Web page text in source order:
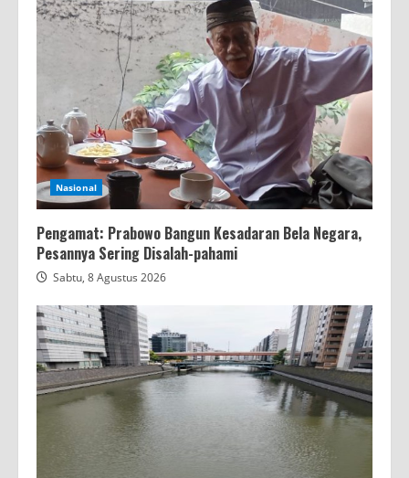
Nasional
Pengamat: Prabowo Bangun Kesadaran Bela Negara,
Pesannya Sering Disalah-pahami
Sabtu, 8 Agustus 2026